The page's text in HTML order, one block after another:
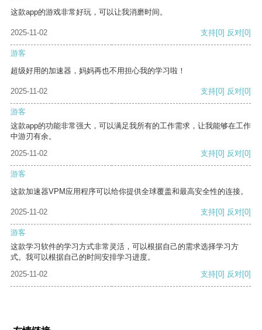
这款app的游戏非常好玩，可以让我消磨时间。
2025-11-02 支持[0] 反对[0]
游客
超级好用的加速器，妈妈再也不用担心我的学习啦！
2025-11-02 支持[0] 反对[0]
游客
这款app的功能非常强大，可以满足我所有的工作需求，让我能够在工作
中游刃有余。
2025-11-02
支持[0] 反对[0]
游客
这款加速器VPM应用程序可以给你提供全球覆盖和最高安全性的连接。
2025-11-02 支持[0] 反对[0]
游客
这款学习软件的学习方式非常灵活，可以根据自己的需求选择学习方
式。我可以根据自己的时间安排学习进度。
2025-11-02
支持[0] 反对[0]